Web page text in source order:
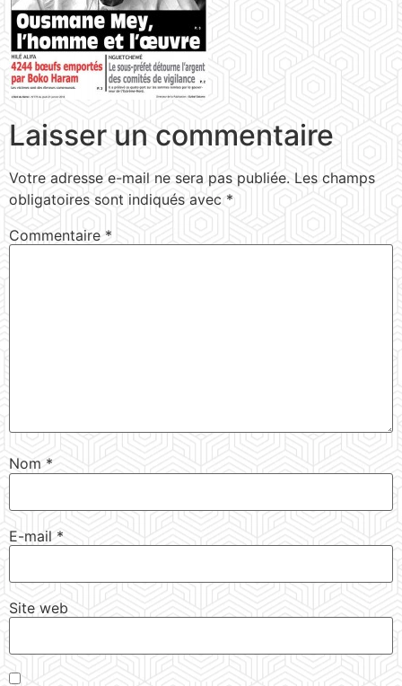
Laisser un commentaire
Votre adresse e-mail ne sera pas publiée. Les champs
obligatoires sont indiqués avec *
Commentaire *
Nom *
E-mail *
Site web